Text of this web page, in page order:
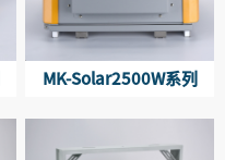
MK-Solar2500W系列